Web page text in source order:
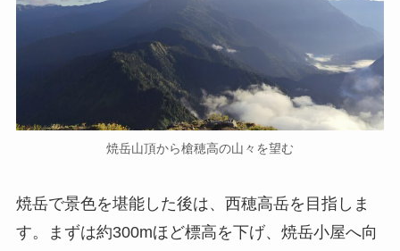
焼岳山頂から槍穂高の山々を望む
焼岳で景色を堪能した後は、西穂高岳を目指しま
す。まずは約300mほど標高を下げ、焼岳小屋へ向